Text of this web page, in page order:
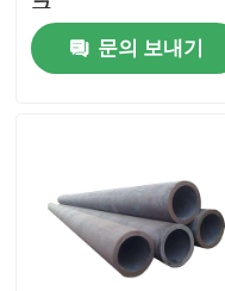
집
우리에 대하여
금
문의 보내기